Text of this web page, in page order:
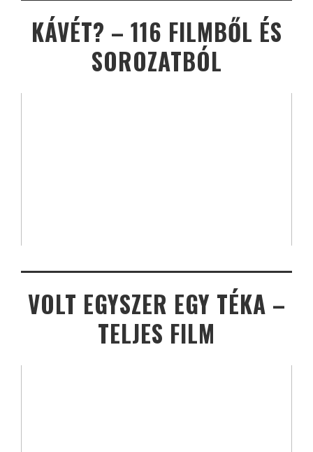
KÁVÉT? – 116 FILMBŐL ÉS
SOROZATBÓL
VOLT EGYSZER EGY TÉKA –
TELJES FILM